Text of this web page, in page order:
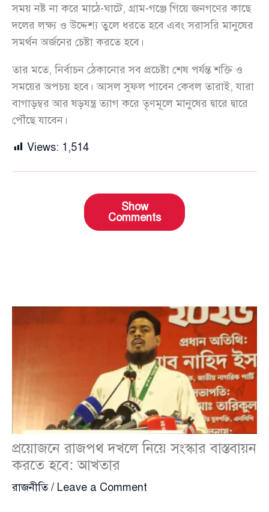
সময় নষ্ট না করে মাঠে-ঘাটে, গ্রাম-গঞ্জে গিয়ে জনগণের কাছে
দলের লক্ষ্য ও উদ্দেশ্য তুলে ধরতে হবে এবং সরাসরি মানুষের
সমর্থন অর্জনের চেষ্টা করতে হবে।
তার মতে, নির্বাচন ঠেকানোর সব প্রচেষ্টা শেষ পর্যন্ত শক্তি ও
সময়ের অপচয় হবে। আসল সুফল পাবেন কেবল তারাই, যারা
বাগাড়ম্বর আর ষড়যন্ত্র ত্যাগ করে তৃণমূলে মানুষের দ্বারে দ্বারে
পৌঁছে যাবেন।
Views: 1,514
Show
Comments
প্রয়োজনে রাজপথ দখলে নিয়ে সংস্কার বাস্তবায়ন
করতে হবে: আখতার
রাজনীতি/ Leave a Comment